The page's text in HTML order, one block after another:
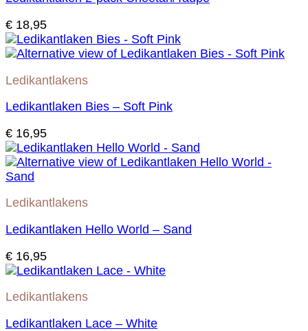
€ 18,95
Ledikantlakens
Ledikantlaken Bies – Soft Pink
€ 16,95
Ledikantlakens
Ledikantlaken Hello World – Sand
€ 16,95
Ledikantlakens
Ledikantlaken Lace – White